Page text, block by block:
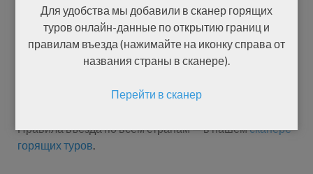
Въезд россиянам разрешен с 01.05.21.
Авиасообщение с РФ восстановлено с 28.06.21.
Необходим или ПЦР-тест (не старше 72 часов), или
сертификат о вакцинации (Спутник V подходит), или
Правила въезда по всем странам — в нашемсканере
горящих туров.
Для удобства мы добавили в сканер горящих
туров онлайн-данные по открытию границ и
правилам въезда (нажимайте на иконку справа от
названия страны в сканере).
Перейти в сканер